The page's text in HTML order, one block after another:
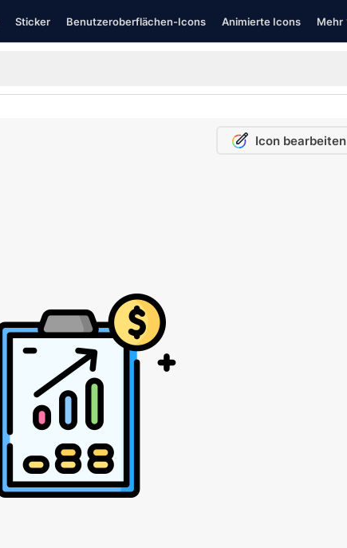
Sticker Benutzeroberflächen-Icons Animierte Icons Mehr
Icon bearbeiten